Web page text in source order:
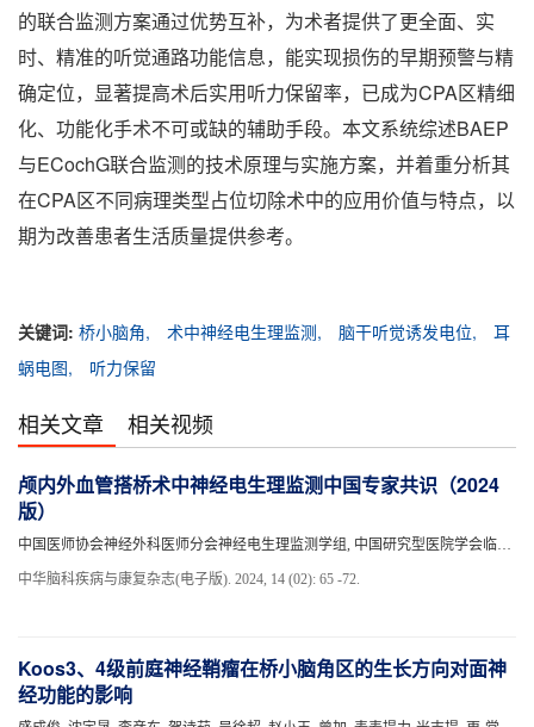
的联合监测方案通过优势互补，为术者提供了更全面、实
时、精准的听觉通路功能信息，能实现损伤的早期预警与精
确定位，显著提高术后实用听力保留率，已成为CPA区精细
化、功能化手术不可或缺的辅助手段。本文系统综述BAEP
与ECochG联合监测的技术原理与实施方案，并着重分析其
在CPA区不同病理类型占位切除术中的应用价值与特点，以
期为改善患者生活质量提供参考。
关键词: 桥小脑角, 术中神经电生理监测, 脑干听觉诱发电位,
耳
蜗电图,
听力保留
相关文章 相关视频
颅内外血管搭桥术中神经电生理监测中国专家共识（2024
版）
中国医师协会神经外科医师分会神经电生理监测学组, 中国研究型医院学会临床神经电生理专业委员会.
中华脑科疾病与康复杂志(电子版). 2024, 14 (02): 65 -72.
Koos3、4级前庭神经鞘瘤在桥小脑角区的生长方向对面神
经功能的影响